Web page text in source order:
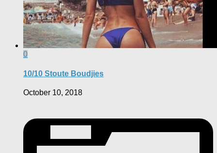
0
10/10 Stoute Boudjies
October 10, 2018